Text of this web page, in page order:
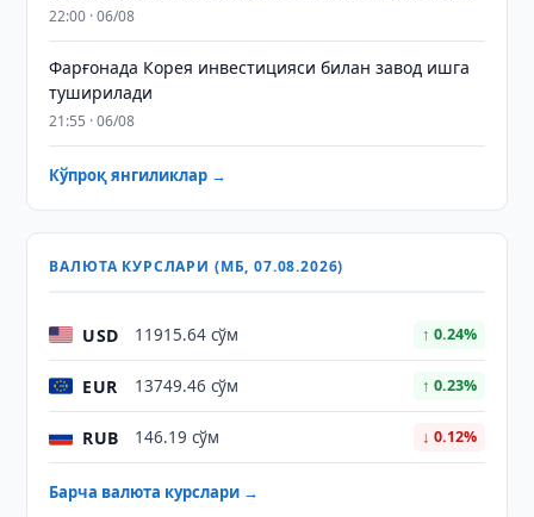
22:00 · 06/08
Фарғонада Корея инвестицияси билан завод ишга
туширилади
21:55 · 06/08
Кўпроқ янгиликлар →
ВАЛЮТА КУРСЛАРИ (МБ, 07.08.2026)
USD 11915.64 сўм ↑ 0.24%
EUR 13749.46 сўм ↑ 0.23%
RUB 146.19 сўм ↓ 0.12%
Барча валюта курслари →